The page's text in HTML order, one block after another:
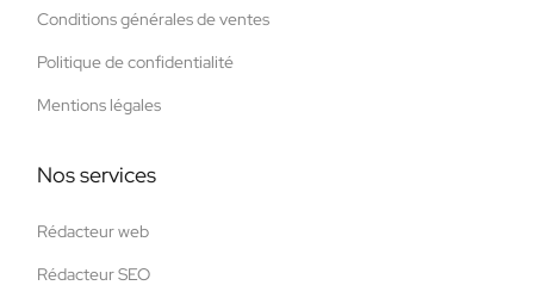
Conditions générales de ventes
Politique de confidentialité
Mentions légales
Nos services
Rédacteur web
Rédacteur SEO